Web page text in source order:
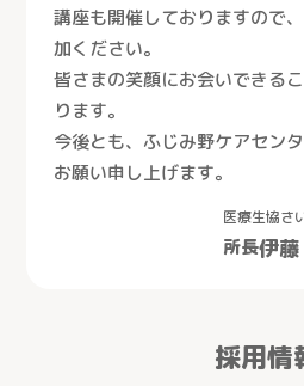
講座も開催しておりますので
加ください。
皆さまの笑顔にお会いできる
ります。
今後とも、ふじみ野ケアセン
お願い申し上げます。
医療生協さ
所長伊
採用情